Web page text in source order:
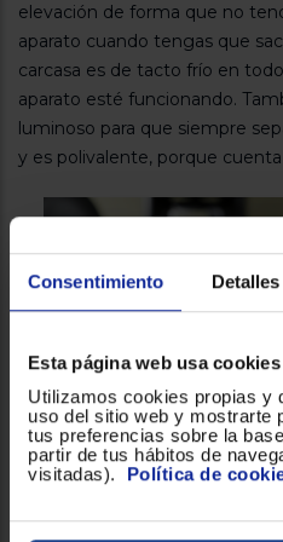
Consentimiento Detalles
Esta página web usa cookies
Utilizamos cookies propias y
uso del sitio web y mostrarte
tus preferencias sobre la
partir de tus hábitos de
visitadas). Política de
elevación de forma que no
aparato cuando tengas que
carcasa es de tacto frío en
aparato esté funcionando.
luminoso para que siempre
y es polivalente, porque